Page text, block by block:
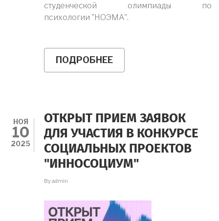
студенческой олимпиады по
психологии "НОЭМА".
ПОДРОБНЕЕ
29
НАЦИОНАЛЬНОЙ
НАУЧНО-
ПРАКТИЧЕСКОЙ
СТУДЕНЧЕСКОЙ
ОЛИМПИАДЫ
ПО
ПСИХОЛОГИИ
НОЯ
10
2025
ОТКРЫТ ПРИЕМ ЗАЯВОК
ДЛЯ УЧАСТИЯ В КОНКУРСЕ
СОЦИАЛЬНЫХ ПРОЕКТОВ
"ИННОСОЦИУМ"
Byadmin